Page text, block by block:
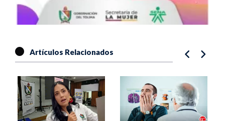
Artículos Relacionados